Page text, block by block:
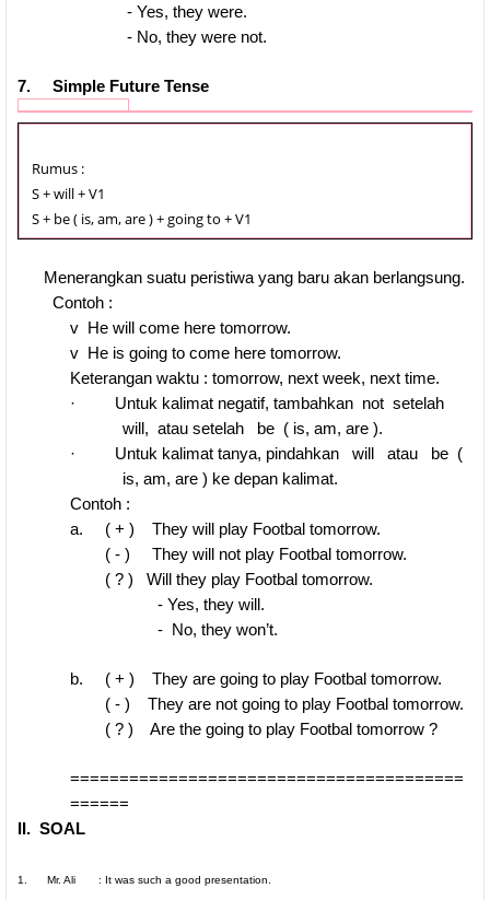
- Yes, they were.
- No, they were not.
7. Simple Future Tense
Rumus :
S + will + V1
S + be ( is, am, are ) + going to + V1
Menerangkan suatu peristiwa yang baru akan berlangsung.
Contoh :
v He will come here tomorrow.
v He is going to come here tomorrow.
Keterangan waktu : tomorrow, next week, next time.
·
Untuk kalimat negatif, tambahkan not setelah
will, atau setelah be ( is, am, are ).
·
Untuk kalimat tanya, pindahkan will atau be (
is, am, are ) ke depan kalimat.
Contoh :
a. ( + ) They will play Footbal tomorrow.
( - ) They will not play Footbal tomorrow.
( ? ) Will they play Footbal tomorrow.
- Yes, they will.
- No, they won’t.
b. ( + ) They are going to play Footbal tomorrow.
( - ) They are not going to play Footbal tomorrow.
( ? ) Are the going to play Footbal tomorrow ?
========================================
======
II. SOAL
1. Mr. Ali : It was such a good presentation.